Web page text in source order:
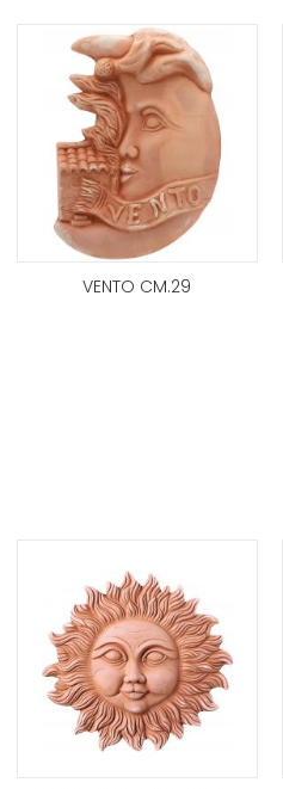
VENTO CM.29